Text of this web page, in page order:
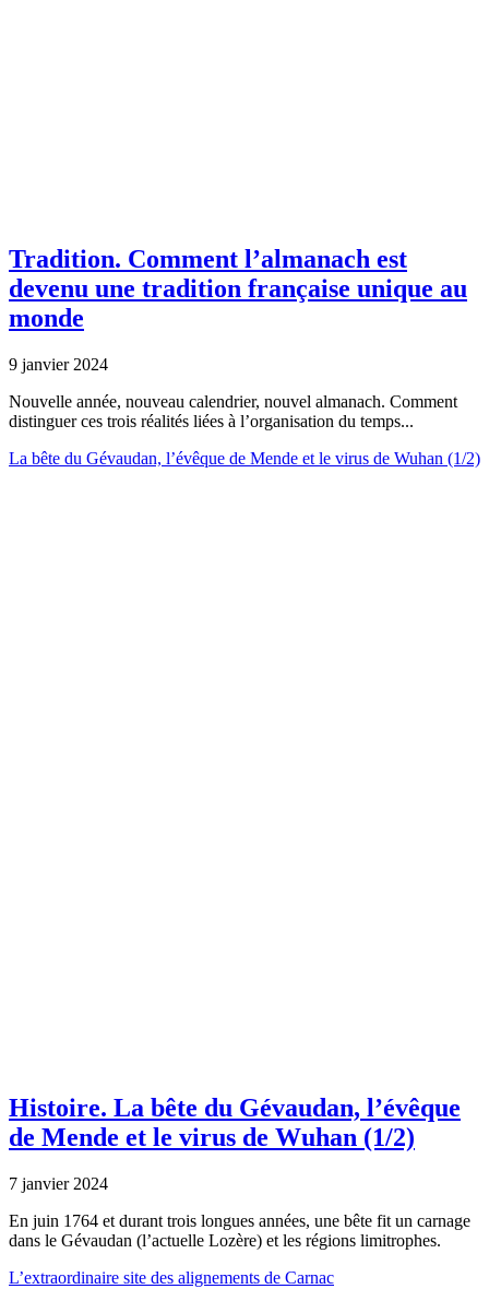
Tradition. Comment l’almanach est
devenu une tradition française unique au
monde
9 janvier 2024
Nouvelle année, nouveau calendrier, nouvel almanach. Comment
distinguer ces trois réalités liées à l’organisation du temps...
La bête du Gévaudan, l’évêque de Mende et le virus de Wuhan (1/2)
Histoire. La bête du Gévaudan, l’évêque
de Mende et le virus de Wuhan (1/2)
7 janvier 2024
En juin 1764 et durant trois longues années, une bête fit un carnage
dans le Gévaudan (l’actuelle Lozère) et les régions limitrophes.
L’extraordinaire site des alignements de Carnac